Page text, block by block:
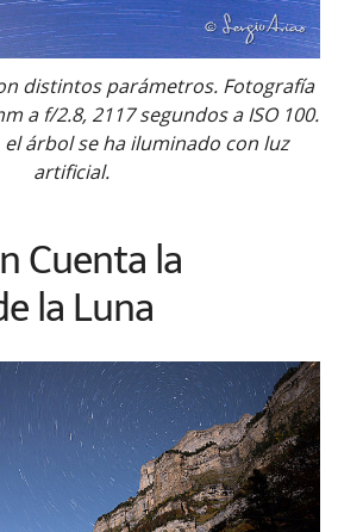
distintos parámetros. Fotografía
a f/2.8, 2117 segundos a ISO 100.
el árbol se ha iluminado con luz
artificial.
Cuenta la
la Luna